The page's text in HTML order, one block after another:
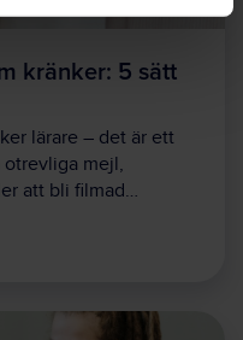
kränker: 5 sätt
lärare – det är ett
otrevliga mejl,
att bli filmad…